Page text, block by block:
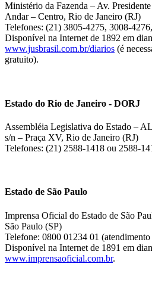
Ministério da Fazenda – Av.
Andar – Centro, Rio de Janeiro (RJ)
Telefones: (21) 3805-4275, 3008-
Disponível na Internet de 1892 em
www.jusbrasil.com.br/diarios (é
gratuito).
Estado do Rio de Janeiro - DORJ
Assembléia Legislativa do Estado –
s/n – Praça XV, Rio de Janeiro (RJ)
Telefones: (21) 2588-1418 ou 2588-
Estado de São Paulo
Imprensa Oficial do Estado de São
São Paulo (SP)
Telefone: 0800 01234 01 (atendimento
Disponível na Internet de 1891 em
www.imprensaoficial.com.br.